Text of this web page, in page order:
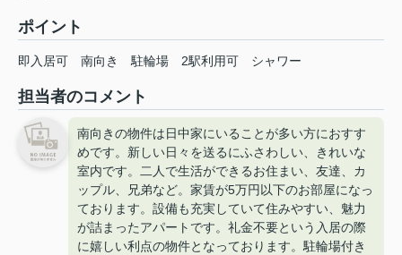
ポイント
即入居可 南向き 駐輪場 2駅利用可 シャワー
担当者のコメント
南向きの物件は日中家にいることが多い方におすす
めです。新しい日々を送るにふさわしい、きれいな
室内です。二人で生活ができるお住まい、友達、カ
ップル、兄弟など。家賃が5万円以下のお部屋になっ
ております。設備も充実していて住みやすい、魅力
が詰まったアパートです。礼金不要という入居の際
に嬉しい利点の物件となっております。駐輪場付き